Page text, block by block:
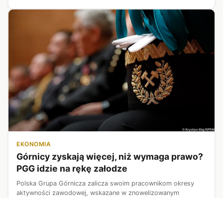
EKONOMIA
Górnicy zyskają więcej, niż wymaga prawo?
PGG idzie na rękę załodze
Polska Grupa Górnicza zalicza swoim pracownikom okresy
aktywności zawodowej, wskazane w znowelizowanym